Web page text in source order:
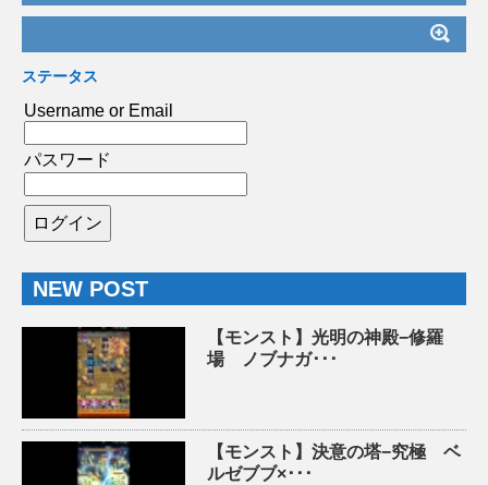
ステータス
Username or Email
パスワード
NEW POST
【モンスト】光明の神殿−修羅
場 ノブナガ･･･
【モンスト】決意の塔−究極 ベ
ルゼブブ×･･･